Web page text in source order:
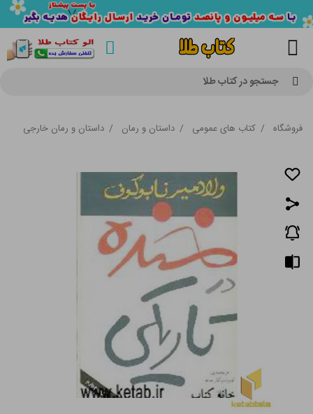
جستجو در کتاب طلا
فروشگاه / کتاب های عمومی / داستان و رمان / داستان و رمان خارجی